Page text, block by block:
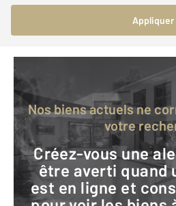
Appliquer
Nos biens actuels ne correspondent pas à
votre
Créez-vous une alerte mail pour
être averti quand
est en ligne et